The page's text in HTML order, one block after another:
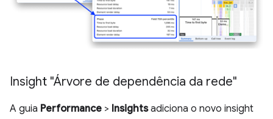
Insight "Árvore de dependência da rede"
A guia Performance > Insightsadiciona o novo insight